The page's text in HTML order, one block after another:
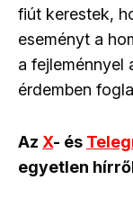
fiút kerestek,
eseményt a
a fejleménnyel
érdemben
Az X- és
egyetlen